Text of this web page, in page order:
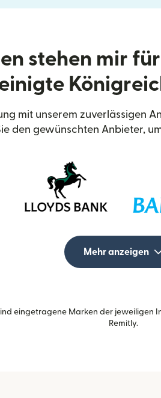
stehen mir
mit unserem zuverlässigen
den gewünschten Anbieter,
Mehr anzeigen
eingetragene Marken der
Remitly.